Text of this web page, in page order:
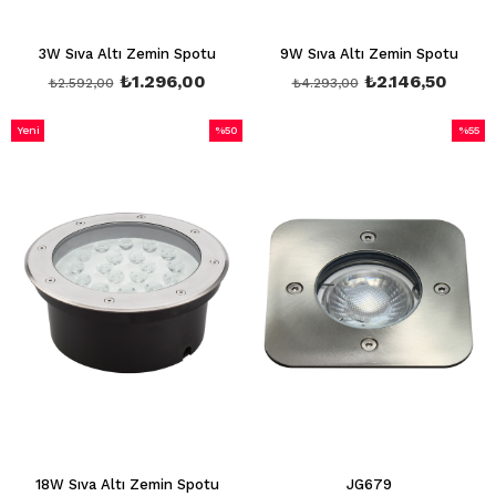
3W Sıva Altı Zemin Spotu
₺1.296,00
₺2.592,00
9W Sıva Altı Zemin Spotu
₺2.146,50
₺4.293,00
18W Sıva Altı Zemin Spotu
%50
Yeni
JG679
%55